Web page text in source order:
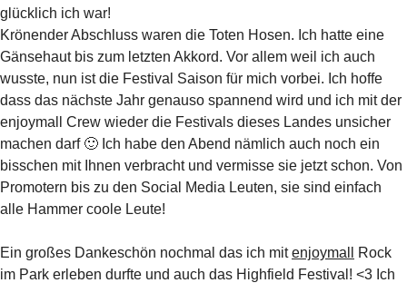
glücklich ich war!
Krönender Abschluss waren die Toten Hosen. Ich hatte eine
Gänsehaut bis zum letzten Akkord. Vor allem weil ich auch
wusste, nun ist die Festival Saison für mich vorbei. Ich hoffe
dass das nächste Jahr genauso spannend wird und ich mit der
enjoymall Crew wieder die Festivals dieses Landes unsicher
machen darf 🙂 Ich habe den Abend nämlich auch noch ein
bisschen mit Ihnen verbracht und vermisse sie jetzt schon. Von
Promotern bis zu den Social Media Leuten, sie sind einfach
alle Hammer coole Leute!
Ein großes Dankeschön nochmal das ich mitenjoymall
Rock
im Park erleben durfte und auch das Highfield Festival! <3 Ich